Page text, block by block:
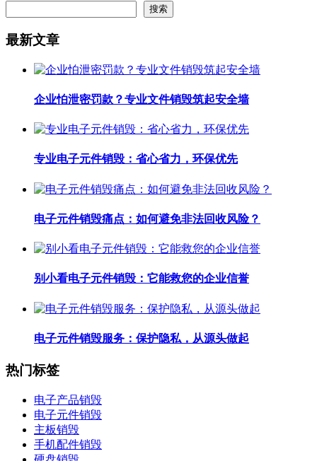
搜索
最新文章
企业怕泄密罚款？专业文件销毁筑起安全墙
专业电子元件销毁：省心省力，环保优先
电子元件销毁痛点：如何避免非法回收风险？
别小看电子元件销毁：它能救您的企业信誉
电子元件销毁服务：保护隐私，从源头做起
热门标签
电子产品销毁
电子元件销毁
主板销毁
手机配件销毁